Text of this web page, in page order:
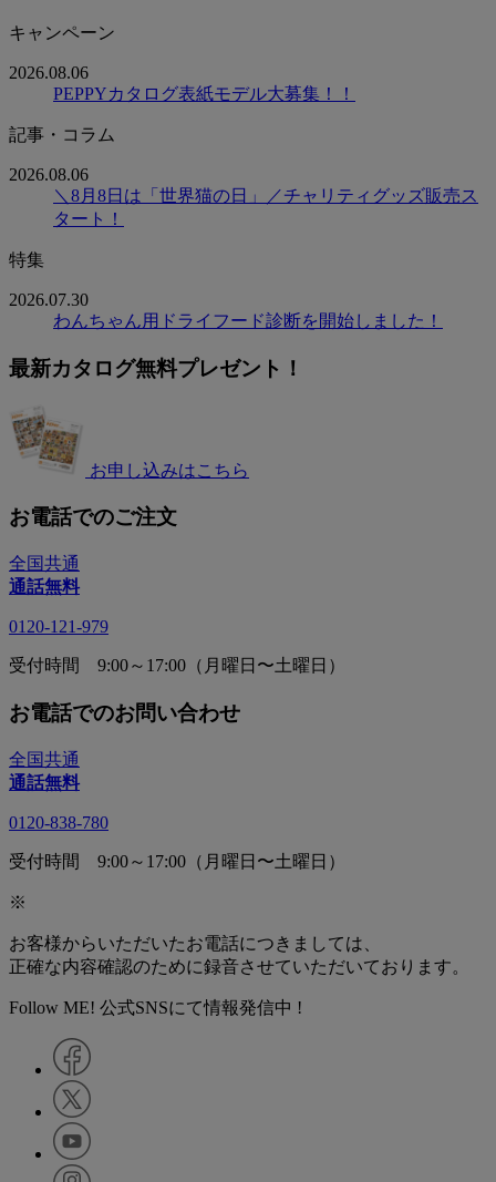
キャンペーン
2026.08.06
PEPPYカタログ表紙モデル大募集！！
記事・コラム
2026.08.06
＼8月8日は「世界猫の日」／チャリティグッズ販売ス
タート！
特集
2026.07.30
わんちゃん用ドライフード診断を開始しました！
最新カタログ無料プレゼント！
お申し込みはこちら
お電話でのご注文
全国共通
通話無料
0120-121-979
受付時間 9:00～17:00（月曜日〜土曜日）
お電話でのお問い合わせ
全国共通
通話無料
0120-838-780
受付時間 9:00～17:00（月曜日〜土曜日）
※
お客様からいただいたお電話につきましては、
正確な内容確認のために録音させていただいております。
Follow ME! 公式SNSにて情報発信中 !